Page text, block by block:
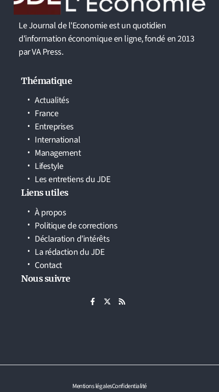
Le Journal de l'Economie est un quotidien
d'information économique en ligne, fondé en 2013
par VA Press.
Thématique
Actualités
France
Entreprises
International
Management
Lifestyle
Les entretiens du JDE
Liens utiles
À propos
Politique de corrections
Déclaration d’intérêts
La rédaction du JDE
Contact
Nous suivre
Mentions légalesConfidentialité